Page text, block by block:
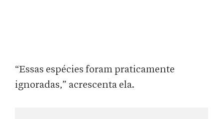
“Essas espécies foram praticamente
ignoradas,” acrescenta ela.